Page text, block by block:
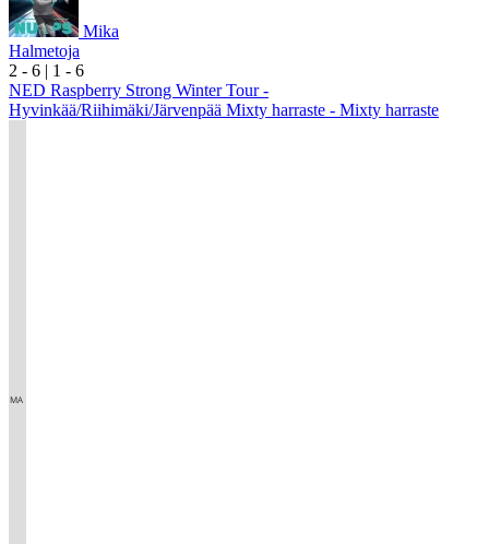
Mika
Halmetoja
2 - 6 | 1 - 6
NED Raspberry Strong Winter Tour -
Hyvinkää/Riihimäki/Järvenpää Mixty harraste - Mixty harraste